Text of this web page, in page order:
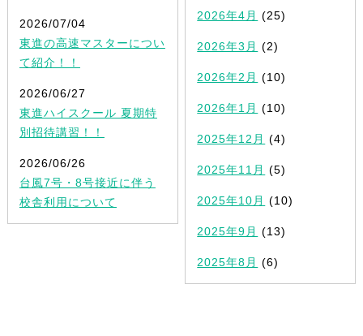
2026/07/04
東進の高速マスターについ
て紹介！！
2026/06/27
東進ハイスクール 夏期特
別招待講習！！
2026/06/26
台風7号・8号接近に伴う
校舎利用について
2026年4月 (25)
2026年3月 (2)
2026年2月 (10)
2026年1月 (10)
2025年12月 (4)
2025年11月 (5)
2025年10月 (10)
2025年9月 (13)
2025年8月 (6)